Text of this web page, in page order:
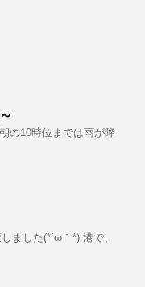
の10時位までは雨が降
ました(*´ω｀*) 港で、